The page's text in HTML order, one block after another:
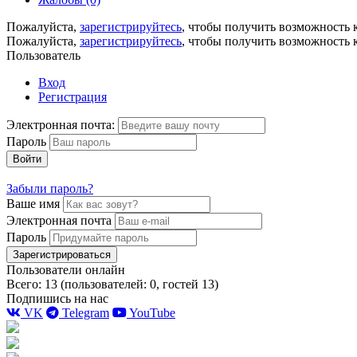
Пожалуйста, зарегистрируйтесь, чтобы получить возможность
Пожалуйста, зарегистрируйтесь, чтобы получить возможность
Пользователь
Вход
Регистрация
Электронная почта:
Пароль
Войти
Забыли пароль?
Ваше имя
Электронная почта
Пароль
Зарегистрироваться
Пользователи онлайн
Всего: 13 (пользователей: 0, гостей 13)
Подпишись на нас
VK
Telegram YouTube